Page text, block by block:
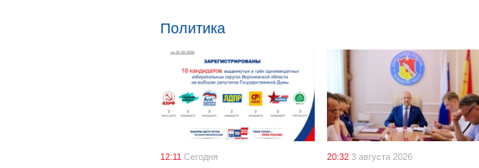
Политика
12:11 Сегодня 20:32 3 августа 2026